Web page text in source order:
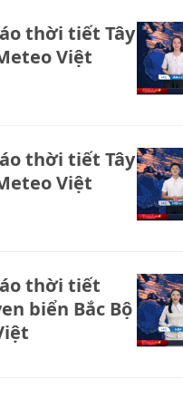
thời tiết Tây
Việt
thời tiết Tây
Việt
thời tiết
biển Bắc Bộ